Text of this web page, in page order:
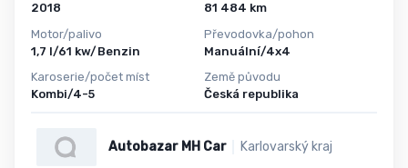
2018
Motor/palivo
1,7 l/61 kw/Benzin
Karoserie/počet míst
Kombi/4-5
81 484 km
Převodovka/pohon
Manuální/4x4
Země původu
Česká republika
Autobazar MH Car Karlovarský kraj